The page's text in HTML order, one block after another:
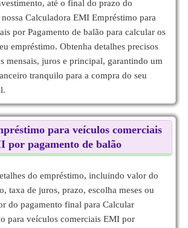
até o final do prazo do
Calculadora EMI Empréstimo para
por Pagamento de balão para calcular os
empréstimo. Obtenha detalhes precisos
mensais, juros e principal, garantindo um
tranquilo para a compra do seu
para veículos comerciais
por pagamento de balão
do empréstimo, incluindo valor do
taxa de juros, prazo, escolha meses ou
do pagamento final para Calcular
para veículos comerciais EMI por